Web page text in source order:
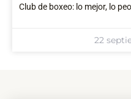
Club de boxeo: lo mejor, lo
22